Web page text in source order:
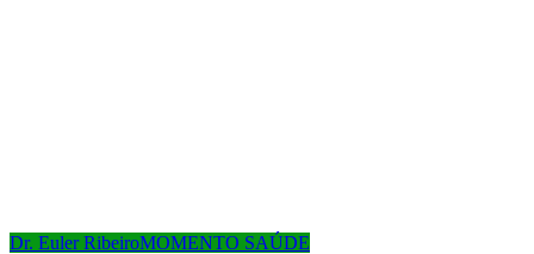
Dr. Euler RibeiroMOMENTO SAÚDE